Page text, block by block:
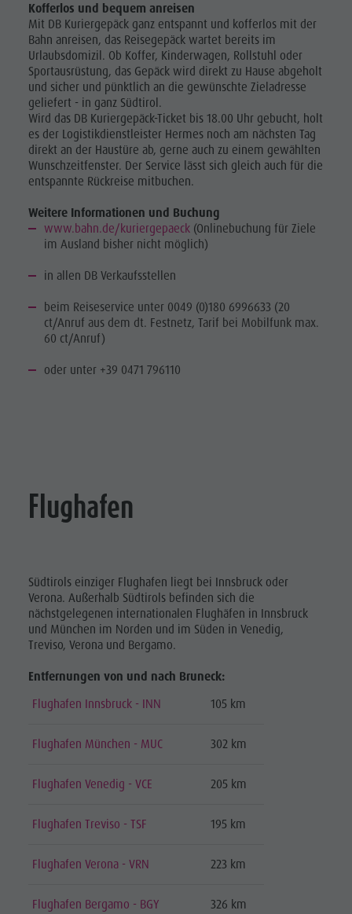
Kofferlos und bequem anreisen
Mit DB Kuriergepäck ganz entspannt und kofferlos mit der
Bahn anreisen, das Reisegepäck wartet bereits im
Urlaubsdomizil. Ob Koffer, Kinderwagen, Rollstuhl oder
Sportausrüstung, das Gepäck wird direkt zu Hause abgeholt
und sicher und pünktlich an die gewünschte Zieladresse
geliefert - in ganz Südtirol.
Wird das DB Kuriergepäck-Ticket bis 18.00 Uhr gebucht, holt
es der Logistikdienstleister Hermes noch am nächsten Tag
direkt an der Haustüre ab, gerne auch zu einem gewählten
Wunschzeitfenster. Der Service lässt sich gleich auch für die
entspannte Rückreise mitbuchen.
Weitere Informationen und Buchung
www.bahn.de/kuriergepaeck (Onlinebuchung für Ziele
im Ausland bisher nicht möglich)
in allen DB Verkaufsstellen
beim Reiseservice unter 0049 (0)180 6996633 (20
ct/Anruf aus dem dt. Festnetz, Tarif bei Mobilfunk max.
60 ct/Anruf)
oder unter +39 0471 796110
Flughafen
Südtirols einziger Flughafen liegt bei Innsbruck oder
Verona. Außerhalb Südtirols befinden sich die
nächstgelegenen internationalen Flughäfen in Innsbruck
und München im Norden und im Süden in Venedig,
Treviso, Verona und Bergamo.
Entfernungen von und nach Bruneck:
Flughafen Innsbruck - INN
105 km
Flughafen München - MUC 302 km
Flughafen Venedig - VCE 205 km
Flughafen Treviso - TSF 195 km
Flughafen Verona - VRN 223 km
Flughafen Bergamo - BGY 326 km